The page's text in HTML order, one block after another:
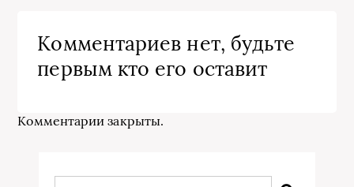
Комментариев нет, будьте
первым кто его оставит
Комментарии закрыты.